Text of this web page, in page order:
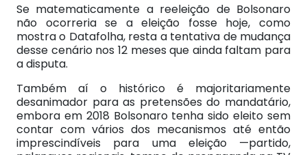
Se matematicamente a reeleição de Bolsonaro
não ocorreria se a eleição fosse hoje, como
mostra o Datafolha, resta a tentativa de mudança
desse cenário nos 12 meses que ainda faltam para
a disputa.
Também aí o histórico é majoritariamente
desanimador para as pretensões do mandatário,
embora em 2018 Bolsonaro tenha sido eleito sem
contar com vários dos mecanismos até então
imprescindíveis para uma eleição —partido,